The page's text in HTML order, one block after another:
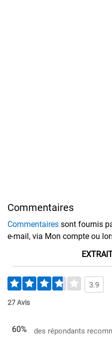
Commentaires
Commentaires sont fournis
e-mail, via Mon compte ou
3.9
27 Avis
60% des répondants